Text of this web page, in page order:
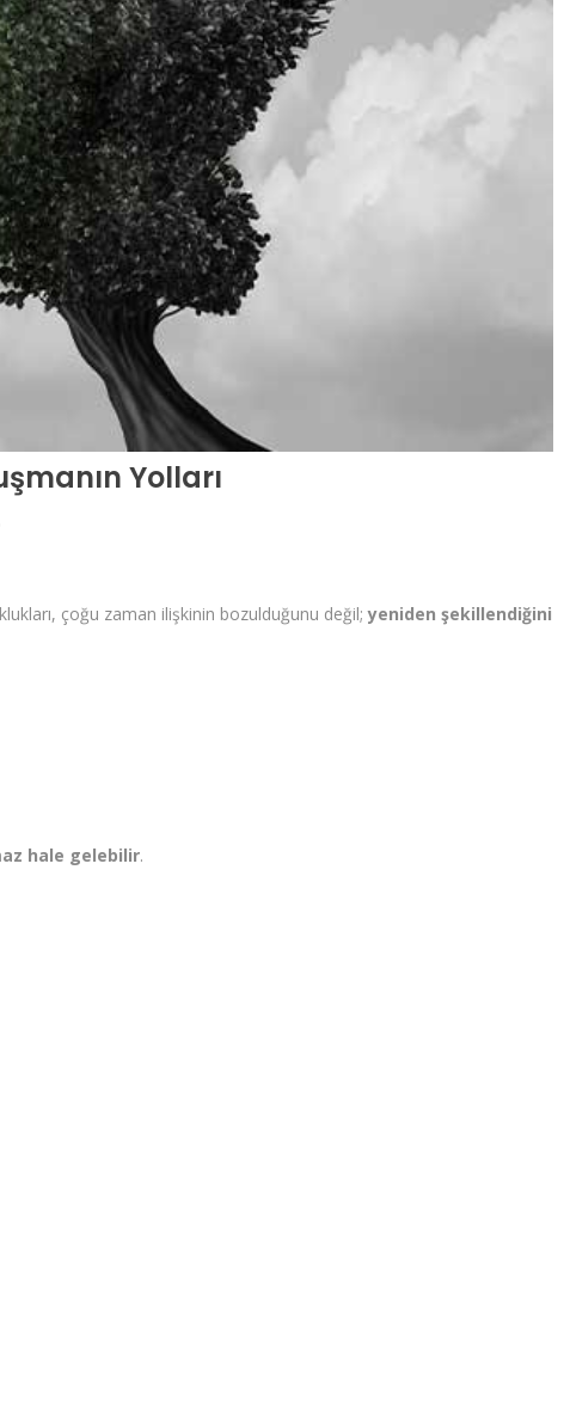
Yolları
çoğu zaman ilişkinin bozulduğunu değil;yeniden şekillendiğini
hale gelebilir.